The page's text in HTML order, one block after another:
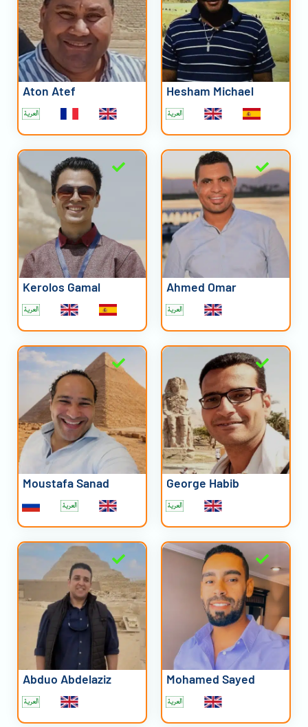
Aton Atef Hesham Michael
Kerolos Gamal Ahmed Omar
Moustafa Sanad George Habib
Abduo Abdelaziz Mohamed Sayed